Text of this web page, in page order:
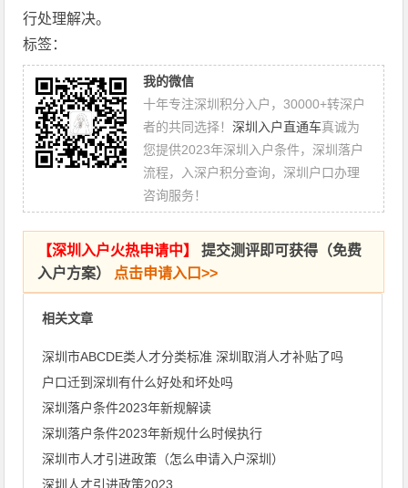
行处理解决。
标签：
我的微信
十年专注深圳积分入户，30000+转深户
者的共同选择！ 深圳入户直通车真诚为
您提供2023年深圳入户条件，深圳落户
流程，入深户积分查询，深圳户口办理
咨询服务！
【深圳入户火热申请中】
提交测评即可获得（免费
入户方案）
点击申请入口>>
相关文章
深圳市ABCDE类人才分类标准 深圳取消人才补贴了吗
户口迁到深圳有什么好处和坏处吗
深圳落户条件2023年新规解读
深圳落户条件2023年新规什么时候执行
深圳市人才引进政策（怎么申请入户深圳）
深圳人才引进政策2023